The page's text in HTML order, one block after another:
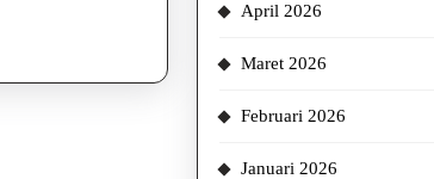
April 2026
Maret 2026
Februari 2026
Januari 2026